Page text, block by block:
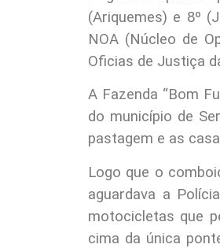
(Ariquemes) e 8º
NOA (Núcleo de
Oficias de Justiça
A Fazenda “Bom
do município de
pastagem e as
Logo que o
aguardava a
motocicletas que
cima da única